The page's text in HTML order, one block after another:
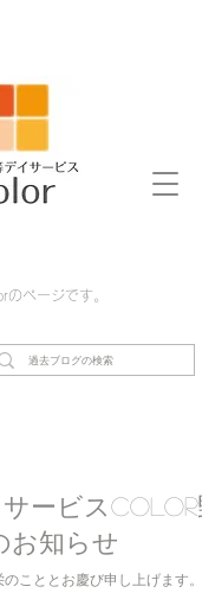
ページです。
サービスcolor
お知らせ
こととお慶び申し上げます。